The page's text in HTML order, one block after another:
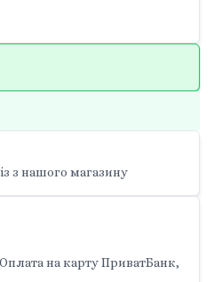
з нашого магазину
на карту ПриватБанк,